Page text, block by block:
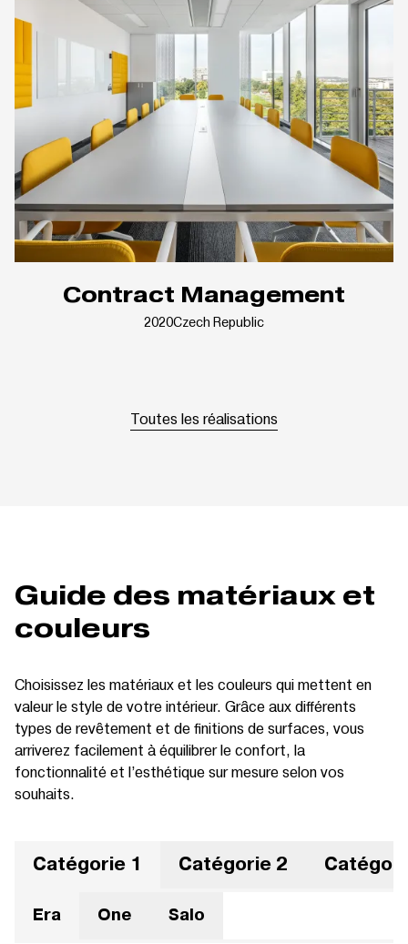
Contract Management
2020Czech Republic
Toutes les réalisations
Guide des matériaux et
couleurs
Choisissez les matériaux et les couleurs qui mettent en
valeur le style de votre intérieur. Grâce aux différents
types de revêtement et de finitions de surfaces, vous
arriverez facilement à équilibrer le confort, la
fonctionnalité et l’esthétique sur mesure selon vos
souhaits.
Catégorie 1 Catégorie 2
Era One Salo